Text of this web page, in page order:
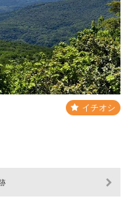
イチオシ